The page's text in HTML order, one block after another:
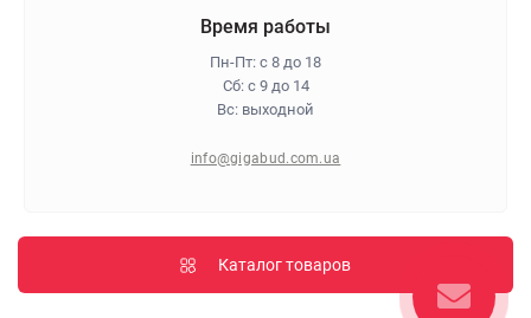
Политика конфиденциальности
Время работы
Пн-Пт: с 8 до 18
Сб: с 9 до 14
Вс: выходной
info@gigabud.com.ua
Каталог товаров